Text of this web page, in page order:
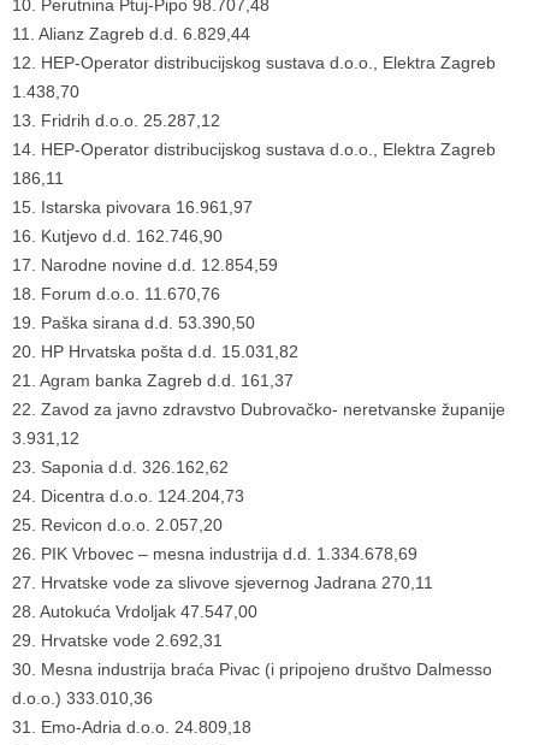
10. Perutnina Ptuj-Pipo 98.707,48
11. Alianz Zagreb d.d. 6.829,44
12. HEP-Operator distribucijskog sustava d.o.o., Elektra Zagreb
1.438,70
13. Fridrih d.o.o. 25.287,12
14. HEP-Operator distribucijskog sustava d.o.o., Elektra Zagreb
186,11
15. Istarska pivovara 16.961,97
16. Kutjevo d.d. 162.746,90
17. Narodne novine d.d. 12.854,59
18. Forum d.o.o. 11.670,76
19. Paška sirana d.d. 53.390,50
20. HP Hrvatska pošta d.d. 15.031,82
21. Agram banka Zagreb d.d. 161,37
22. Zavod za javno zdravstvo Dubrovačko- neretvanske županije
3.931,12
23. Saponia d.d. 326.162,62
24. Dicentra d.o.o. 124.204,73
25. Revicon d.o.o. 2.057,20
26. PIK Vrbovec – mesna industrija d.d. 1.334.678,69
27. Hrvatske vode za slivove sjevernog Jadrana 270,11
28. Autokuća Vrdoljak 47.547,00
29. Hrvatske vode 2.692,31
30. Mesna industrija braća Pivac (i pripojeno društvo Dalmesso
d.o.o.) 333.010,36
31. Emo-Adria d.o.o. 24.809,18